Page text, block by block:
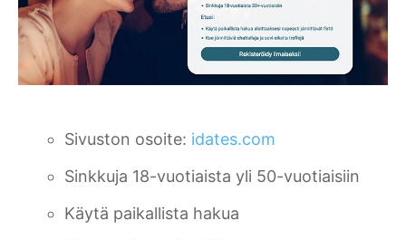
Sivuston osoite: idates.com
Sinkkuja 18-vuotiaista yli 50-vuotiaisiin
Käytä paikallista hakua